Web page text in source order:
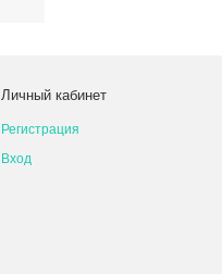
Личный кабинет
Регистрация
Вход